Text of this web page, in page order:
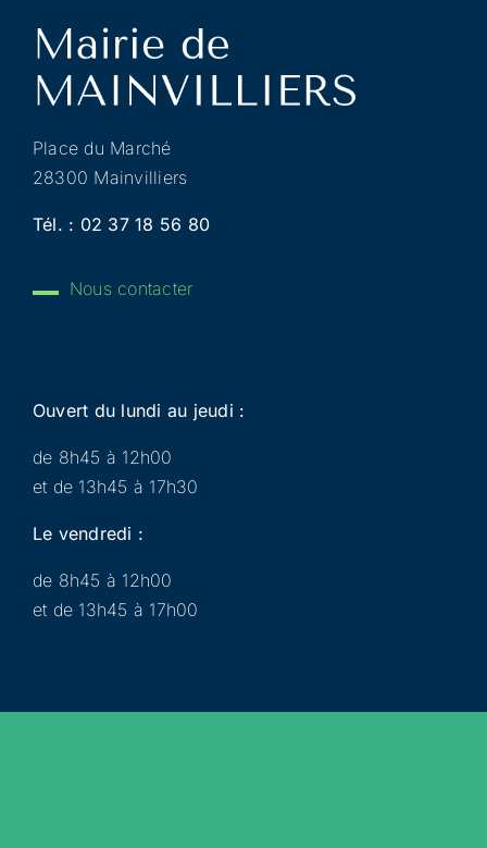
Place du Marché
28300 Mainvilliers
Tél. : 02 37 18 56 80
Nous contacter
Ouvert du lundi au jeudi :
de 8h45 à 12h00
et de 13h45 à 17h30
Le vendredi :
de 8h45 à 12h00
et de 13h45 à 17h00